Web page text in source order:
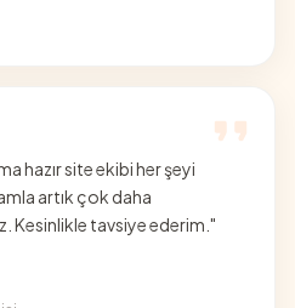
hazır site ekibi her şeyi
artık çok daha
tavsiye ederim. "